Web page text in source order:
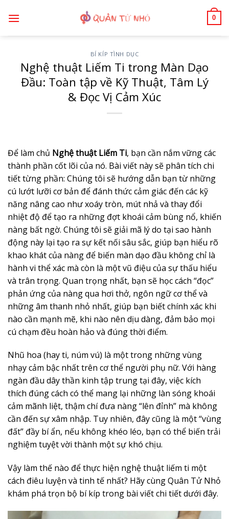
qua
0
BÍ KÍP TÌNH DỤC
Nghệ thuật Liếm Ti trong Màn Dạo
Đầu: Toàn tập về Kỹ Thuật, Tâm Lý
& Đọc Vị Cảm Xúc
Để làm chủ Nghệ thuật Liếm Ti, bạn cần nắm vững các
thành phần cốt lõi của nó. Bài viết này sẽ phân tích chi
tiết từng phần: Chúng tôi sẽ hướng dẫn bạn từ những
cú lướt lưỡi cơ bản để đánh thức cảm giác đến các kỹ
năng nâng cao như xoáy tròn, mút nhả và thay đổi
nhiệt độ để tạo ra những đợt khoái cảm bùng nổ, khiến
nàng bất ngờ. Chúng tôi sẽ giải mã lý do tại sao hành
động này lại tạo ra sự kết nối sâu sắc, giúp bạn hiểu rõ
khao khát của nàng để biến màn dạo đầu không chỉ là
hành vi thể xác mà còn là một vũ điệu của sự thấu hiểu
và trân trọng. Quan trọng nhất, bạn sẽ học cách “đọc”
phản ứng của nàng qua hơi thở, ngôn ngữ cơ thể và
những âm thanh nhỏ nhất, giúp bạn biết chính xác khi
nào cần mạnh mẽ, khi nào nên dịu dàng, đảm bảo mọi
cú chạm đều hoàn hảo và đúng thời điểm.
Nhũ hoa (hay ti, núm vú) là một trong những vùng
nhạy cảm bậc nhất trên cơ thể người phụ nữ. Với hàng
ngàn đầu dây thần kinh tập trung tại đây, việc kích
thích đúng cách có thể mang lại những làn sóng khoái
cảm mãnh liệt, thậm chí đưa nàng “lên đỉnh” mà không
cần đến sự xâm nhập. Tuy nhiên, đây cũng là một “vùng
đất” đầy bí ẩn, nếu không khéo léo, bạn có thể biến trải
nghiệm tuyệt vời thành một sự khó chịu.
Vậy làm thế nào để thực hiện nghệ thuật liếm ti một
cách điêu luyện và tinh tế nhất? Hãy cùng Quân Tử Nhỏ
khám phá trọn bộ bí kíp trong bài viết chi tiết dưới đây.